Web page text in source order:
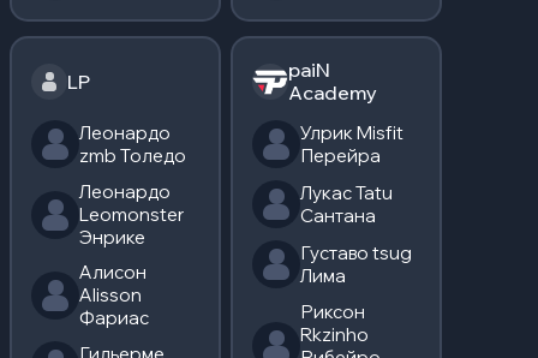
LP
Леонардо
zmb Толедо
Леонардо
Leomonster
Энрике
Алисон
Alisson
Фариас
paiN
Academy
Улрик Misfit
Перейра
Лукас Tatu
Сантана
Густаво tsug
Лима
Риксон
Rkzinho